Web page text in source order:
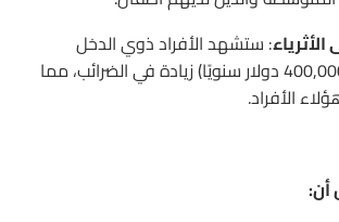
: ستشهد الأفراد ذوي الدخل
المرتفع (أكثر من 400,000 دولار سنويًا) زيادة في الضرائب، مما
الأفراد.
أن: